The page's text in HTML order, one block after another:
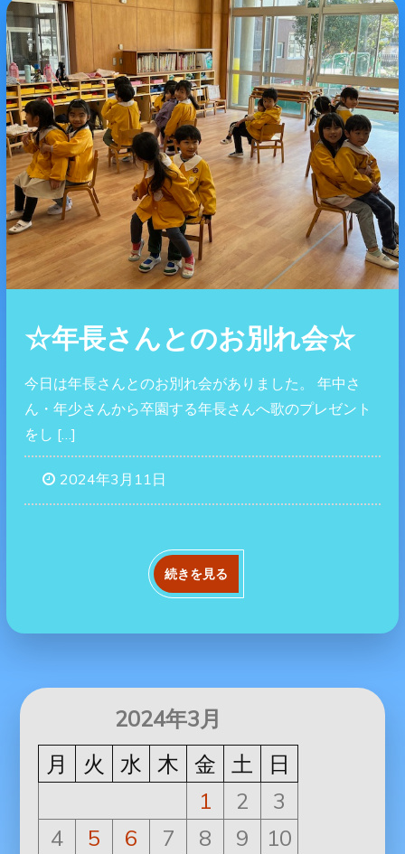
☆年長さんとのお別れ会☆
今日は年長さんとのお別れ会がありました。 年中さ
ん・年少さんから卒園する年長さんへ歌のプレゼント
をし […]
2024年3月11日
続きを見る
2024年3月
月
火 水 木 金 土
日
1
2
3
4
5 6 7 8 9
10